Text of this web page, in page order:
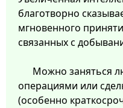
благотворно
мгновенного
связанных с
Можно заняться
операциями или
(особенно